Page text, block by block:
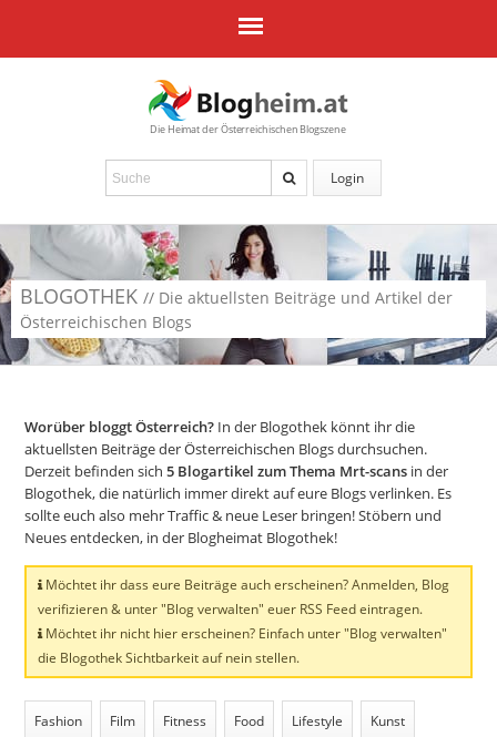
Die Heimat der Österreichischen Blogszene
Login
BLOGOTHEK // Die aktuellsten Beiträge und Artikel der
Österreichischen Blogs
Worüber bloggt Österreich? In der Blogothek könnt ihr die
aktuellsten Beiträge der Österreichischen Blogs durchsuchen.
Derzeit befinden sich5 Blogartikel zum Thema Mrt-scans in der
Blogothek, die natürlich immer direkt auf eure Blogs verlinken. Es
sollte euch also mehr Traffic & neue Leser bringen! Stöbern und
Neues entdecken, in der Blogheimat Blogothek!
Möchtet ihr dass eure Beiträge auch erscheinen? Anmelden, Blog
verifizieren & unter "Blog verwalten" euer RSS Feed eintragen.
Möchtet ihr nicht hier erscheinen? Einfach unter "Blog verwalten"
die Blogothek Sichtbarkeit auf nein stellen.
Fashion Film Fitness Food Lifestyle Kunst